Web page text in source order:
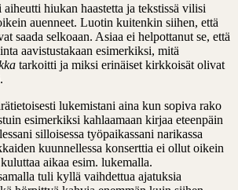
hiukan haastetta ja tekstissä vilisi
auenneet. Luotin kuitenkin siihen, että
saada selkoaan. Asiaa ei helpottanut se, että
aavistustakaan esimerkiksi, mitä
tarkoitti ja miksi erinäiset kirkkoisät olivat
lukemistani aina kun sopiva rako
esimerkiksi kahlaamaan kirjaa eteenpäin
silloisessa työpaikassani narikassa
kuunnellessa konserttia ei ollut oikein
aikaa esim. lukemalla.
tuli kyllä vaihdettua ajatuksia